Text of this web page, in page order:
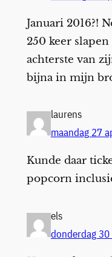
Januari 2016?!
250 keer slapen
achterste van
bijna in mijn
laurens
maandag 27
Kunde daar
popcorn
els
donderdag